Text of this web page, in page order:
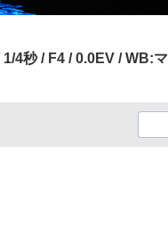
4秒 / F4 / 0.0EV / WB: